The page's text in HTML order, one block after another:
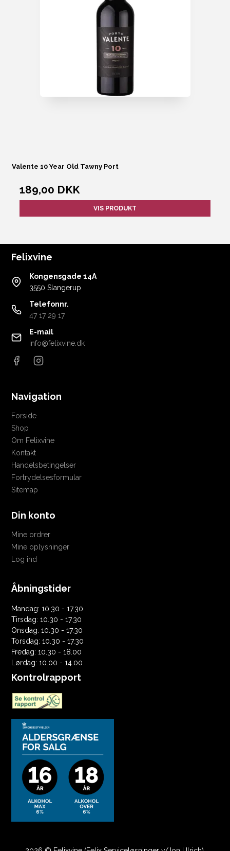
Valente 10 Year Old Tawny Port
189,00 DKK
VIS PRODUKT
Felixvine
Kongensgade 14A
3550 Slangerup
Telefonnr.
47 17 29 17
E-mail
info@felixvine.dk
Navigation
Forside
Shop
Om Felixvine
Kontakt
Handelsbetingelser
Fortrydelsesformular
Sitemap
Din konto
Mine ordrer
Mine oplysninger
Log ind
Åbningstider
Mandag: 10.30 - 17.30
Tirsdag: 10.30 - 17.30
Onsdag: 10.30 - 17.30
Torsdag: 10.30 - 17.30
Fredag: 10.30 - 18.00
Lørdag: 10.00 - 14.00
Kontrolrapport